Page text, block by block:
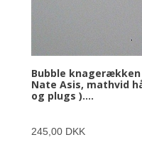
Bubble
Nate Asis, mathvid
og plugs )....
245,00 DKK